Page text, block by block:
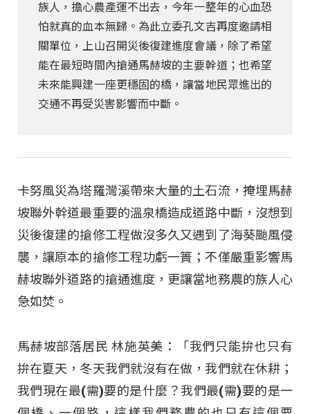
族人，擔心農產運不出去，今年一整年的心血恐
怕就真的血本無歸。為此立委孔文吉再度邀請相
關單位，上山召開災後復建進度會議，除了希望
能在最短時間內搶通馬赫坡的主要幹道；也希望
未來能興建一座更穩固的橋，讓當地民眾進出的
交通不再受災害影響而中斷。
卡努風災為塔羅灣溪帶來大量的土石流，掩埋馬赫
坡聯外幹道最重要的溫泉橋造成道路中斷，沒想到
災後復建的搶修工程做沒多久又遇到了海葵颱風侵
襲，讓原本的搶修工程功虧一簣；不僅嚴重影響馬
赫坡聯外道路的搶通進度，更讓當地務農的族人心
急如焚。
馬赫坡部落居民 林施英美：「我們只能拚也只有
拚在夏天，冬天我們就沒有在做，我們就在休耕；
我們現在最(需)要的是什麼？我們最(需)要的是一